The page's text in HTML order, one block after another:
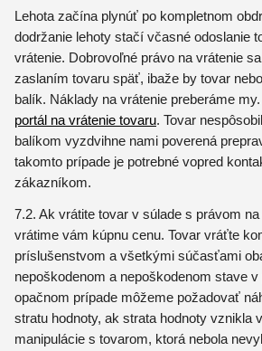
Lehota začína plynúť po kompletnom
dodržanie lehoty stačí včasné odoslanie
vrátenie. Dobrovoľné právo na vrátenie
zaslaním tovaru späť, ibaže by tovar
balík. Náklady na vrátenie preberáme
portál na vrátenie tovaru. Tovar
balíkom vyzdvihne nami poverená
takomto prípade je potrebné vopred
zákazníkom.
7.2. Ak vrátite tovar v súlade s právom
vrátime vám kúpnu cenu. Tovar vráťte
príslušenstvom a všetkými súčasťami
nepoškodenom a nepoškodenom stave
opačnom prípade môžeme požadovať
stratu hodnoty, ak strata hodnoty vznikla
manipulácie s tovarom, ktorá nebola